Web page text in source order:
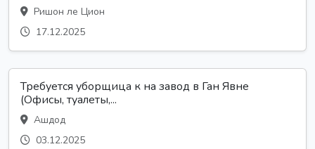
Ришон ле Цион
17.12.2025
Требуется уборщица к на завод в Ган Явне
(Офисы, туалеты,...
Ашдод
03.12.2025